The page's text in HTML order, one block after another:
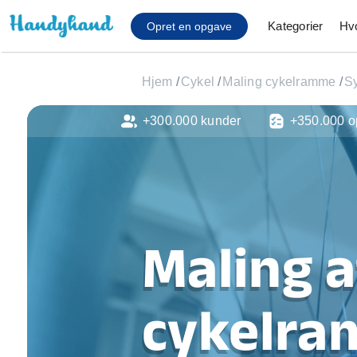
Opret en opgave Kategorier
Affaldsfjernelse
Afhentning af
Gulvlaminering
Hårde hvidevare
Hjælp til mobil, pc,
Installation af ildsted
Møbelsamling og
Ophængning af
Hjem /Cykel / Maling cykelramme /
Maling
+300.000 kunder +350.000